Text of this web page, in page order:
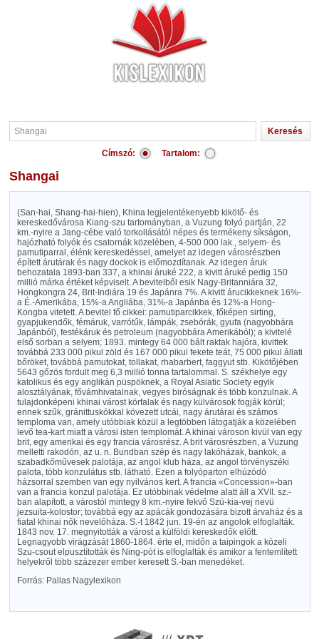
Címszó: Tartalom:
Shangai
(San-hai, Shang-hai-hien), Khina legjelentékenyebb kikötő- és
kereskedővárosa Kiang-szu tartományban, a Vuzung folyó partján, 22
km.-nyire a Jang-cébe való torkollásától népes és termékeny síkságon,
hajózható folyók és csatornák közelében, 4-500 000 lak., selyem- és
pamutiparral, élénk kereskedéssel, amelyet az idegen városrészben
épített árutárak és nagy dockok is előmozdítanak. Az idegen áruk
behozatala 1893-ban 337, a khinai áruké 222, a kivitt áruké pedig 150
millió márka értéket képviselt. A bevitelből esik Nagy-Britanniára 32,
Hongkongra 24, Brit-Indiára 19 és Japánra 7%. A kivitt árucikkeknek 16%-
a É.-Amerikába, 15%-a Angliába, 31%-a Japánba és 12%-a Hong-
Kongba vitetett. A bevitel fő cikkei: pamutiparcikkek, főképen sirting,
gyapjukendők, fémáruk, varrótűk, lámpák, zsebórák, gyufa (nagyobbára
Japánból), festékáruk és petroleum (nagyobbára Amerikából); a kivitelé
első sorban a selyem; 1893. mintegy 64 000 bált raktak hajóra, kivittek
továbbá 233 000 pikul zöld és 167 000 pikul fekete teát, 75 000 pikul állati
bőröket, továbbá pamutokat, tollakat, rhabarbert, faggyut stb. Kikötőjében
5643 gőzös fordult meg 6,3 millió tonna tartalommal. S. székhelye egy
katolikus és egy anglikán püspöknek, a Royal Asiatic Society egyik
alosztályának, fővámhivatalnak, vegyes biróságnak és több konzulnak. A
tulajdonképeni khinai várost körfalak és nagy külvárosok fogják körül;
ennek szűk, gránittuskókkal kövezett utcái, nagy árutárai és számos
temploma van, amely utóbbiak közül a legtöbben látogatják a közelében
levő tea-kart miatt a városi isten templomát. A khinai városon kivül van egy
brit, egy amerikai és egy francia városrész. A brit városrészben, a Vuzung
melletti rakodón, az u. n. Bundban szép és nagy lakóházak, bankok, a
szabadkőművesek palotája, az angol klub háza, az angol törvényszéki
palota, több konzulátus stb. látható. Ezen a folyóparton elhúzódó
házsorral szemben van egy nyilvános kert. A francia «Concession»-ban
van a francia konzul palotája. Ez utóbbinak védelme alatt áll a XVII. sz.-
ban alapított, a várostól mintegy 8 km.-nyire fekvő Szü-kia-vej nevü
jezsuita-kolostor; továbbá egy az apácák gondozására bizott árvaház és a
fiatal khinai nők nevelőháza. S.-t 1842 jun. 19-én az angolok elfoglalták.
1843 nov. 17. megnyitották a várost a külföldi kereskedők előtt.
Legnagyobb virágzását 1860-1864. érte el, midőn a taipingok a közeli
Szu-csout elpusztították és Ning-pót is elfoglalták és amikor a fentemlített
helyekről több százezer ember keresett S.-ban menedéket.
Forrás: Pallas Nagylexikon